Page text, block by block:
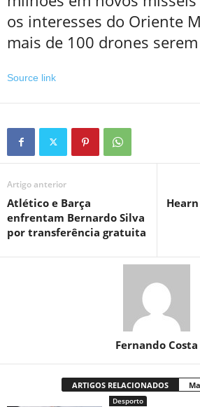
os interesses do Oriente
mais de 100 drones
Source link
Artigo anterior
Atlético e Barça
enfrentam Bernardo Silva
por transferência gratuita
Fernando Costa
ARTIGOS RELACIONADOS
Desporto